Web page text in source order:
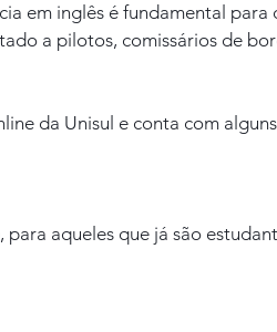
em inglês é fundamental para
a pilotos, comissários de
da Unisul e conta com
aqueles que já são